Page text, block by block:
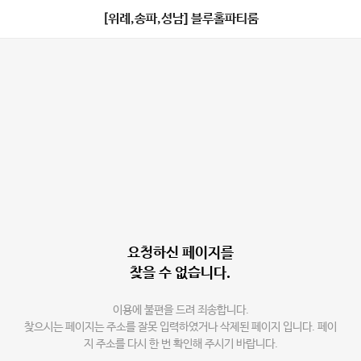
[위례,송파,성남] 블루홀파티룸
요청하신 페이지를
찾을 수 없습니다.
이용에 불편을 드려 죄송합니다.
찾으시는 페이지는 주소를 잘못 입력하였거나 삭제된 페이지 입니다. 페이
지 주소를 다시 한 번 확인해 주시기 바랍니다.